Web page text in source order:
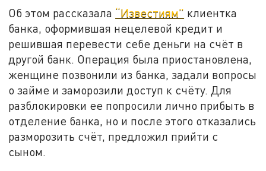
Об этом рассказала “Известиям” клиентка
банка, оформившая нецелевой кредит и
решившая перевести себе деньги на счёт в
другой банк. Операция была приостановлена,
женщине позвонили из банка, задали вопросы
о займе и заморозили доступ к счёту. Для
разблокировки ее попросили лично прибыть в
отделение банка, но и после этого отказались
разморозить счёт, предложил прийти с
сыном.